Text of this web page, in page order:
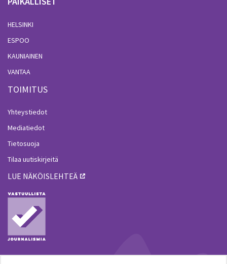
HELSINKI
ESPOO
KAUNIAINEN
VANTAA
TOIMITUS
Yhteystiedot
Mediatiedot
Tietosuoja
Tilaa uutiskirjeitä
LUE NÄKÖISLEHTEÄ